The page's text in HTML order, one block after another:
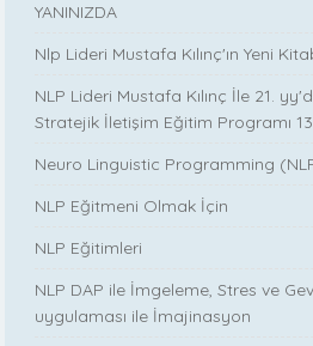
YANINIZDA
Nlp Lideri Mustafa Kılınç'ın Yeni
NLP Lideri Mustafa Kılınç İle 21.
Stratejik İletişim Eğitim Programı
Neuro Linguistic Programming
NLP Eğitmeni Olmak İçin
NLP Eğitimleri
NLP DAP ile İmgeleme, Stres ve
uygulaması ile İmajinasyon